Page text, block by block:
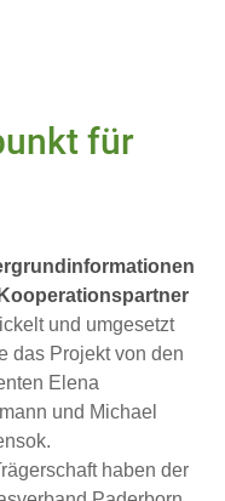
für
und umgesetzt
das Projekt von den
Elena
und Michael
haben der